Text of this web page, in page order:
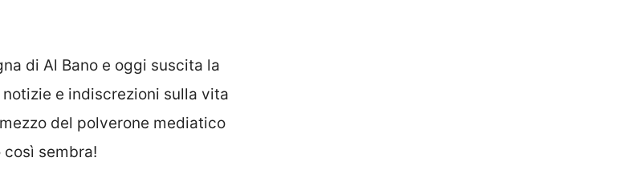
di Al Bano e oggi suscita la
e indiscrezioni sulla vita
del polverone mediatico
sembra!